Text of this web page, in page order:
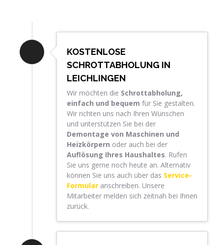
KOSTENLOSE
SCHROTTABHOLUNG IN
LEICHLINGEN
Wir möchten die Schrottabholung,
einfach und bequem für Sie gestalten.
Wir richten uns nach Ihren Wünschen
und unterstützen Sie bei der
Demontage von Maschinen und
Heizkörpern oder auch bei der
Auflösung Ihres Haushaltes. Rufen
Sie uns gerne noch heute an. Alternativ
können Sie uns auch über das Service-
Formular anschreiben. Unsere
Mitarbeiter melden sich zeitnah bei Ihnen
zurück.